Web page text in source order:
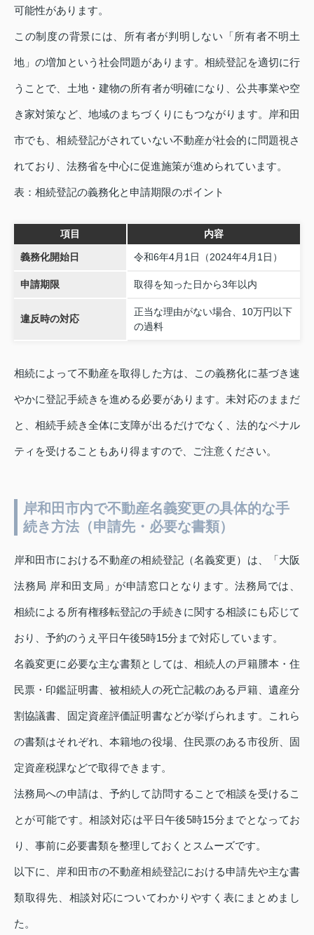
可能性があります。
この制度の背景には、所有者が判明しない「所有者不明土
地」の増加という社会問題があります。相続登記を適切に行
うことで、土地・建物の所有者が明確になり、公共事業や空
き家対策など、地域のまちづくりにもつながります。岸和田
市でも、相続登記がされていない不動産が社会的に問題視さ
れており、法務省を中心に促進施策が進められています。
表：相続登記の義務化と申請期限のポイント
項目 内容
義務化開始日 令和6年4月1日（2024年4月1日）
申請期限 取得を知った日から3年以内
違反時の対応
正当な理由がない場合、10万円以下
の過料
相続によって不動産を取得した方は、この義務化に基づき速
やかに登記手続きを進める必要があります。未対応のままだ
と、相続手続き全体に支障が出るだけでなく、法的なペナル
ティを受けることもあり得ますので、ご注意ください。
岸和田市内で不動産名義変更の具体的な手
続き方法（申請先・必要な書類）
岸和田市における不動産の相続登記（名義変更）は、「大阪
法務局 岸和田支局」が申請窓口となります。法務局では、
相続による所有権移転登記の手続きに関する相談にも応じて
おり、予約のうえ平日午後5時15分まで対応しています。
名義変更に必要な主な書類としては、相続人の戸籍謄本・住
民票・印鑑証明書、被相続人の死亡記載のある戸籍、遺産分
割協議書、固定資産評価証明書などが挙げられます。これら
の書類はそれぞれ、本籍地の役場、住民票のある市役所、固
定資産税課などで取得できます。
法務局への申請は、予約して訪問することで相談を受けるこ
とが可能です。相談対応は平日午後5時15分までとなってお
り、事前に必要書類を整理しておくとスムーズです。
以下に、岸和田市の不動産相続登記における申請先や主な書
類取得先、相談対応についてわかりやすく表にまとめまし
た。